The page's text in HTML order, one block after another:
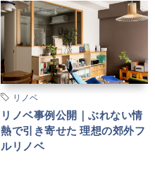
リノベ
リノベ事例公開｜ぶれない情
熱で引き寄せた 理想の郊外フ
ルリノベ